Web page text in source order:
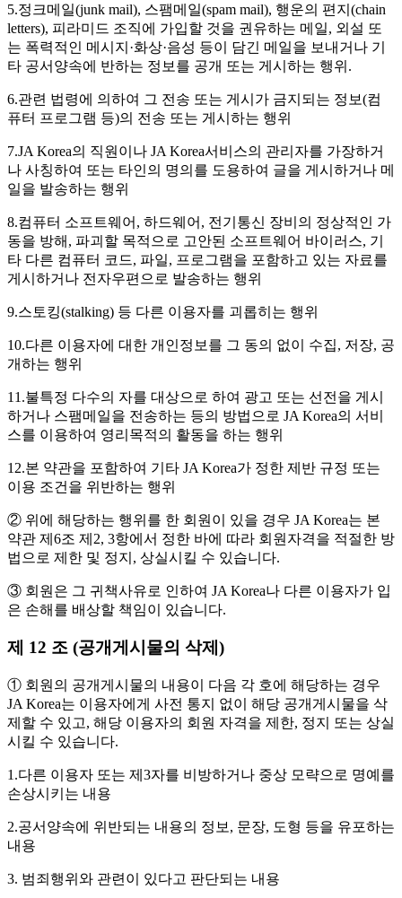
5.정크메일(junk mail), 스팸메일(spam mail), 행운의 편지(chain
letters), 피라미드 조직에 가입할 것을 권유하는 메일, 외설 또
는 폭력적인 메시지·화상·음성 등이 담긴 메일을 보내거나 기
타 공서양속에 반하는 정보를 공개 또는 게시하는 행위.
6.관련 법령에 의하여 그 전송 또는 게시가 금지되는 정보(컴
퓨터 프로그램 등)의 전송 또는 게시하는 행위
7.JA Korea의 직원이나 JA Korea서비스의 관리자를 가장하거
나 사칭하여 또는 타인의 명의를 도용하여 글을 게시하거나 메
일을 발송하는 행위
8.컴퓨터 소프트웨어, 하드웨어, 전기통신 장비의 정상적인 가
동을 방해, 파괴할 목적으로 고안된 소프트웨어 바이러스, 기
타 다른 컴퓨터 코드, 파일, 프로그램을 포함하고 있는 자료를
게시하거나 전자우편으로 발송하는 행위
9.스토킹(stalking) 등 다른 이용자를 괴롭히는 행위
10.다른 이용자에 대한 개인정보를 그 동의 없이 수집, 저장, 공
개하는 행위
11.불특정 다수의 자를 대상으로 하여 광고 또는 선전을 게시
하거나 스팸메일을 전송하는 등의 방법으로 JA Korea의 서비
스를 이용하여 영리목적의 활동을 하는 행위
12.본 약관을 포함하여 기타 JA Korea가 정한 제반 규정 또는
이용 조건을 위반하는 행위
② 위에 해당하는 행위를 한 회원이 있을 경우 JA Korea는 본
약관 제6조 제2, 3항에서 정한 바에 따라 회원자격을 적절한 방
법으로 제한 및 정지, 상실시킬 수 있습니다.
③ 회원은 그 귀책사유로 인하여 JA Korea나 다른 이용자가 입
은 손해를 배상할 책임이 있습니다.
제 12 조 (공개게시물의 삭제)
① 회원의 공개게시물의 내용이 다음 각 호에 해당하는 경우
JA Korea는 이용자에게 사전 통지 없이 해당 공개게시물을 삭
제할 수 있고, 해당 이용자의 회원 자격을 제한, 정지 또는 상실
시킬 수 있습니다.
1.다른 이용자 또는 제3자를 비방하거나 중상 모략으로 명예를
손상시키는 내용
2.공서양속에 위반되는 내용의 정보, 문장, 도형 등을 유포하는
내용
3. 범죄행위와 관련이 있다고 판단되는 내용